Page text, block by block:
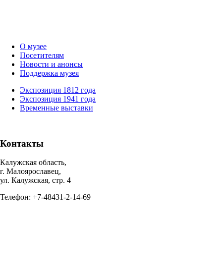
О музее
Посетителям
Новости и анонсы
Поддержка музея
Экспозиция 1812 года
Экспозиция 1941 года
Временные выставки
Контакты
Калужская область,
г. Малоярославец,
ул. Калужская, стр. 4
Телефон: +7-48431-2-14-69